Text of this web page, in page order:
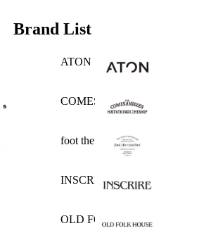
Brand List
ATON
COMESANDGOES
foot the coacher
INSCRIRE
OLD FOLK HOUSE